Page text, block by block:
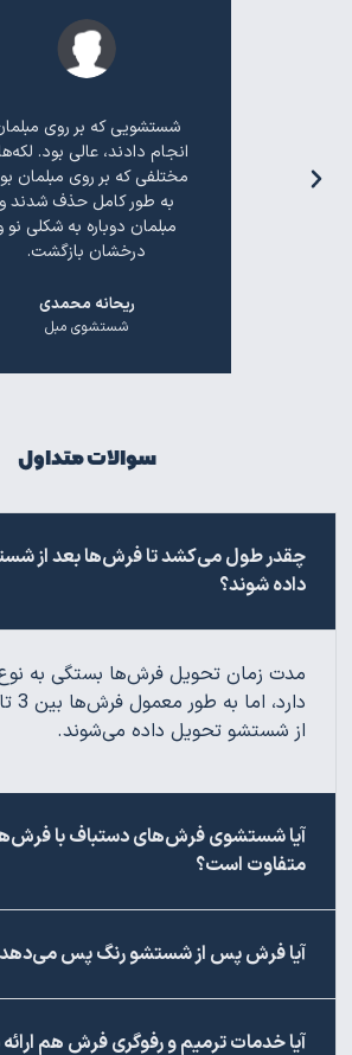
مثل
شستشویی که بر روی
انجام دادند، عالی بود.
مختلفی که بر روی مبلمان
به طور کامل حذف شدند و
مبلمان دوباره به شکلی نو
درخشان بازگشت.
ریحانه محمدی
شستشوی مبل
سوالات متداول
چقدر طول می‌کشد تا فرش‌ها بعد از
داده شوند؟
مدت زمان تحویل فرش‌ها بستگی به
از شستشو تحویل داده می‌شوند.
آیا شستشوی فرش‌های دستباف با
متفاوت است؟
آیا فرش پس از شستشو رنگ پس
آیا خدمات ترمیم و رفوگری فرش هم